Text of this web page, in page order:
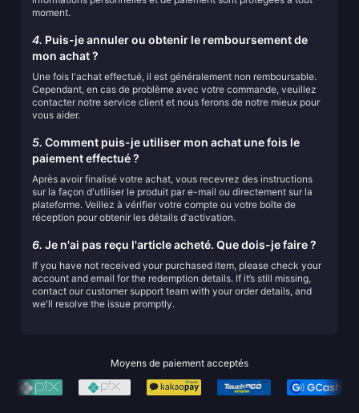
moment.
4. Puis-je annuler ou obtenir le remboursement de
mon achat ?
Une fois l'achat effectué, il est généralement non remboursable.
Cependant, en cas de problème avec votre commande, veuillez
contacter notre service client et nous ferons de notre mieux pour
vous aider.
5. Comment puis-je utiliser mon achat une fois le
paiement effectué ?
Après avoir finalisé votre achat, vous recevrez des instructions
sur la façon d'utiliser le produit par e-mail ou directement sur la
plateforme. Veillez à vérifier votre compte ou votre boîte de
réception pour obtenir les détails d'activation.
6. Je n'ai pas reçu l'article acheté. Que dois-je faire ?
If you have not received your purchased item, please check your
account and email for the redemption details. If it’s still missing,
contact our customer support team with your order details, and
we'll resolve the issue promptly.
Moyens de paiement acceptés